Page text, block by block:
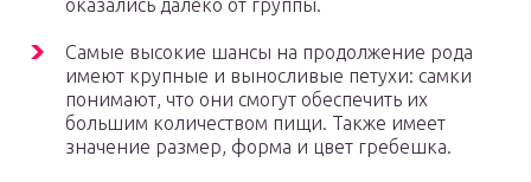
оказались далеко от группы.
Самые высокие шансы на продолжение рода
имеют крупные и выносливые петухи: самки
понимают, что они смогут обеспечить их
большим количеством пищи. Также имеет
значение размер, форма и цвет гребешка.